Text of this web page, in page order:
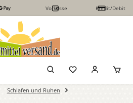
Vorkasse Kredit/Debit
Schlafen und Ruhen